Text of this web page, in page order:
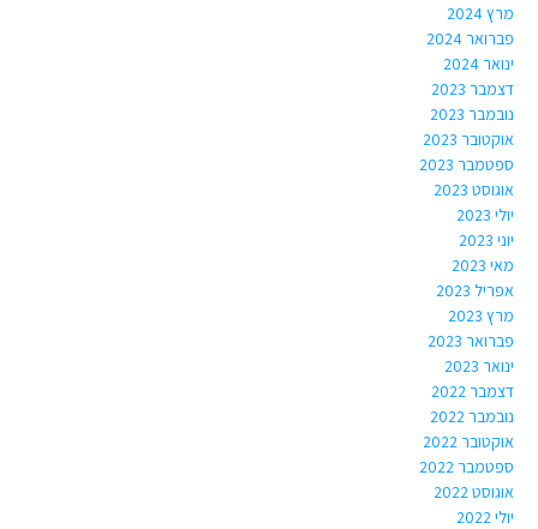
מרץ 2024
פברואר 2024
ינואר 2024
דצמבר 2023
נובמבר 2023
אוקטובר 2023
ספטמבר 2023
אוגוסט 2023
יולי 2023
יוני 2023
מאי 2023
אפריל 2023
מרץ 2023
פברואר 2023
ינואר 2023
דצמבר 2022
נובמבר 2022
אוקטובר 2022
ספטמבר 2022
אוגוסט 2022
יולי 2022